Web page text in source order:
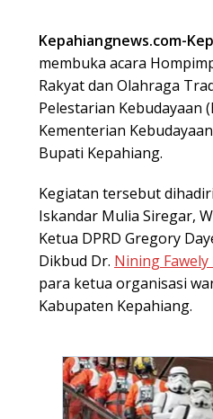
Kepahiangnews.com-
membuka acara
Rakyat dan Olahraga
Pelestarian Kebudayaan
Kementerian
Bupati Kepahiang.
Kegiatan tersebut
Iskandar Mulia Siregar,
Ketua DPRD Gregory
Dikbud Dr. Nining Fawely
para ketua organisasi
Kabupaten Kepahiang.